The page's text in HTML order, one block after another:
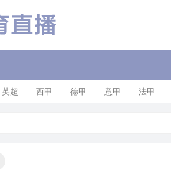
英超 西甲 德甲 意甲 法甲